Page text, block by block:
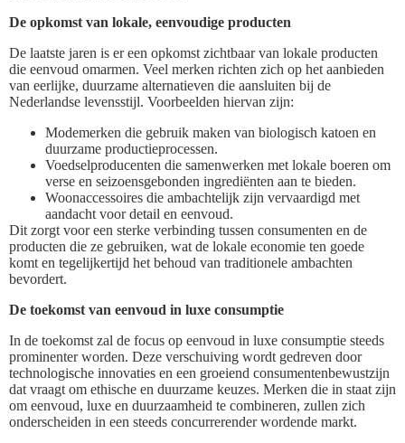
De opkomst van lokale, eenvoudige producten
De laatste jaren is er een opkomst zichtbaar van lokale producten
die eenvoud omarmen. Veel merken richten zich op het aanbieden
van eerlijke, duurzame alternatieven die aansluiten bij de
Nederlandse levensstijl. Voorbeelden hiervan zijn:
Modemerken die gebruik maken van biologisch katoen en
duurzame productieprocessen.
Voedselproducenten die samenwerken met lokale boeren om
verse en seizoensgebonden ingrediënten aan te bieden.
Woonaccessoires die ambachtelijk zijn vervaardigd met
aandacht voor detail en eenvoud.
Dit zorgt voor een sterke verbinding tussen consumenten en de
producten die ze gebruiken, wat de lokale economie ten goede
komt en tegelijkertijd het behoud van traditionele ambachten
bevordert.
De toekomst van eenvoud in luxe consumptie
In de toekomst zal de focus op eenvoud in luxe consumptie steeds
prominenter worden. Deze verschuiving wordt gedreven door
technologische innovaties en een groeiend consumentenbewustzijn
dat vraagt om ethische en duurzame keuzes. Merken die in staat zijn
om eenvoud, luxe en duurzaamheid te combineren, zullen zich
onderscheiden in een steeds concurrerender wordende markt.